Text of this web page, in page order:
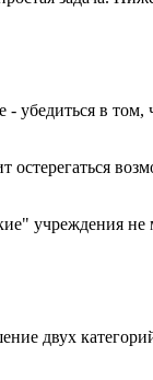
убедиться в
учреждения не
двух